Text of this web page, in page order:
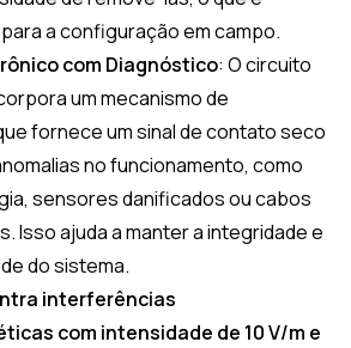
a configuração em campo.
com Diagnóstico: O circuito
um mecanismo de
fornece um sinal de contato seco
no funcionamento, como
sensores danificados ou cabos
Isso ajuda a manter a integridade e
do sistema.
interferências
com intensidade de 10 V/m e